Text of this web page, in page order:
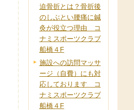
迫骨折とは？骨折後
のしぶとい腰痛に鍼
灸が役立つ理由 コ
ナミスポーツクラブ
船橋４F
施設への訪問マッサ
ージ（自費）にも対
応しております コ
ナミスポーツクラブ
船橋４F